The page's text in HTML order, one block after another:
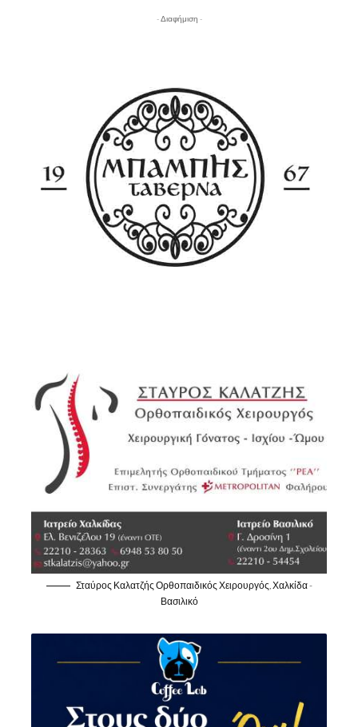
- Διαφήμιση -
Σταύρος Καλατζής Ορθοπαιδικός Χειρουργός, Χαλκίδα -
Βασιλικό